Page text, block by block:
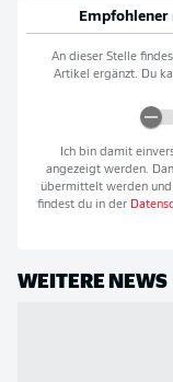
An dieser Stelle
Artikel ergänzt. Du
Ich bin damit
angezeigt werden.
übermittelt werden und
findest du in der
WEITERE NEWS